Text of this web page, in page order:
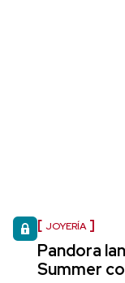
JOYERÍA
Pandora
Summer